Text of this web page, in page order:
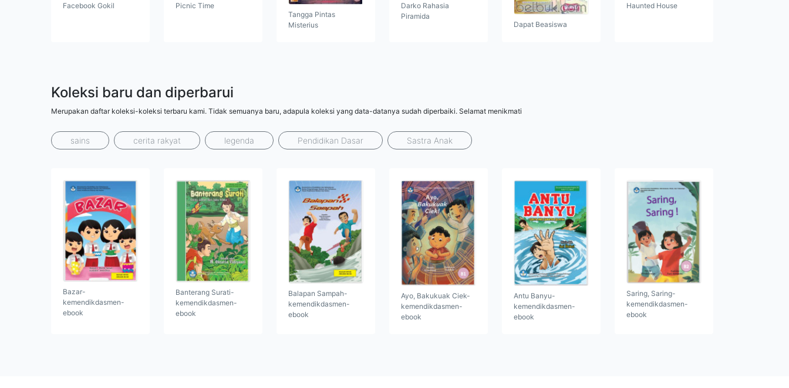
Facebook Gokil
Picnic Time
Tangga Pintas
Misterius
Darko Rahasia
Piramida
Dapat Beasiswa
Haunted House
Koleksi baru dan diperbarui
Merupakan daftar koleksi-koleksi terbaru kami. Tidak semuanya baru, adapula koleksi yang data-datanya sudah diperbaiki. Selamat menikmati
sains cerita rakyat legenda Pendidikan Dasar Sastra Anak
Bazar-
kemendikdasmen-
ebook
Banterang Surati-
kemendikdasmen-
ebook
Balapan Sampah-
kemendikdasmen-
ebook
Ayo, Bakukuak Ciek-
kemendikdasmen-
ebook
Antu Banyu-
kemendikdasmen-
ebook
Saring, Saring-
kemendikdasmen-
ebook